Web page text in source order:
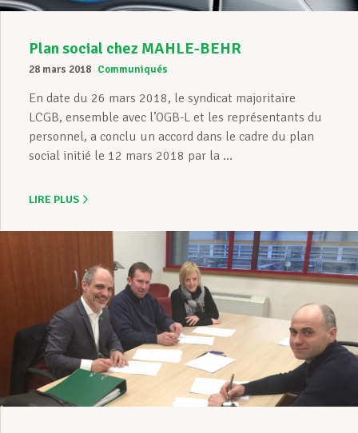
Plan social chez MAHLE-BEHR
28 mars 2018 Communiqués
En date du 26 mars 2018, le syndicat majoritaire
LCGB, ensemble avec l’OGB-L et les représentants du
personnel, a conclu un accord dans le cadre du plan
social initié le 12 mars 2018 par la ...
LIRE PLUS